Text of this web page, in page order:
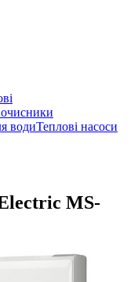
очисники
водиТеплові насоси
MS-